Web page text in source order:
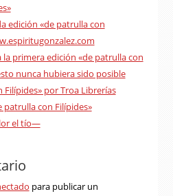
edición «de patrulla con
primera edición «de patrulla con
nunca hubiera sido posible
Filípides» por Troa Librerías
patrulla con Filípides»
el tío—
para publicar un